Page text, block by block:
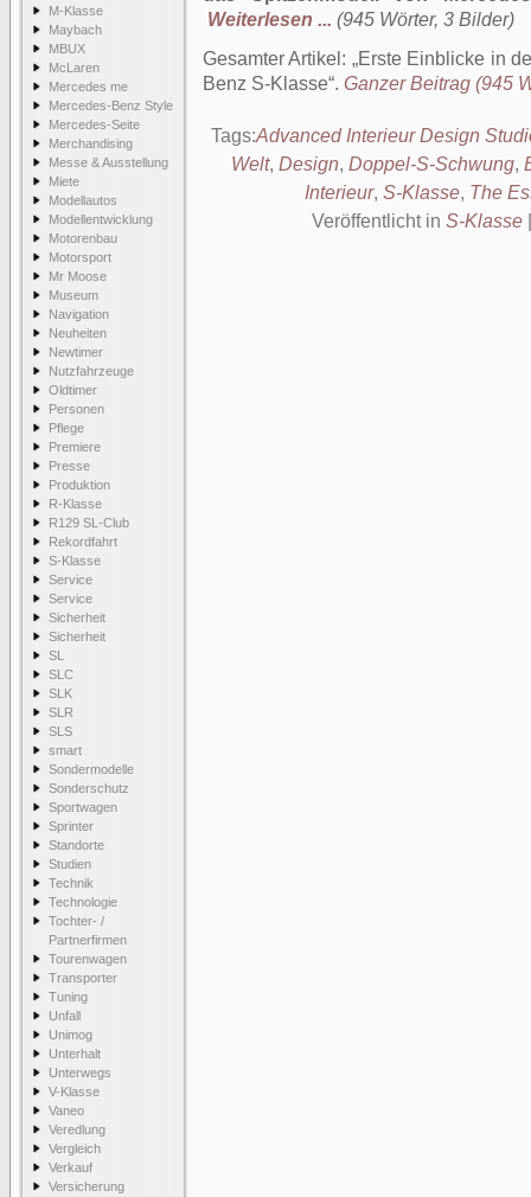
M-Klasse
Maybach
MBUX
McLaren
Mercedes me
Mercedes-Benz Style
Mercedes-Seite
Merchandising
Messe & Ausstellung
Miete
Modellautos
Modellentwicklung
Motorenbau
Motorsport
Mr Moose
Museum
Navigation
Neuheiten
Newtimer
Nutzfahrzeuge
Oldtimer
Personen
Pflege
Premiere
Presse
Produktion
R-Klasse
R129 SL-Club
Rekordfahrt
S-Klasse
Service
Service
Sicherheit
Sicherheit
SL
SLC
SLK
SLR
SLS
smart
Sondermodelle
Sonderschutz
Sportwagen
Sprinter
Standorte
Studien
Technik
Technologie
Tochter- /
Partnerfirmen
Tourenwagen
Transporter
Tuning
Unfall
Unimog
Unterhalt
Unterwegs
V-Klasse
Vaneo
Veredlung
Vergleich
Verkauf
Versicherung
Weiterlesen ... (945 Wörter, 3 Bilder)
Gesamter Artikel:
Erste Einblicke in
Benz S-Klasse . Ganzer Beitrag (945
Tags:Advanced Interieur Design
Welt, Design, Doppel-S-Schwung,
Interieur, S-Klasse, The
Veröffentlicht in S-Klasse